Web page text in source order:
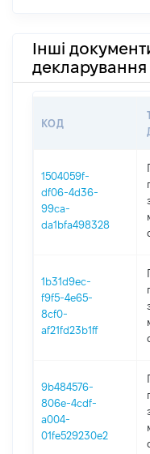
Інші
декларування
КОД
1504059f-
df06-4d36-
99ca-
da1bfa498328
1b31d9ec-
f9f5-4e65-
8cf0-
af21fd23b1ff
9b484576-
806e-4cdf-
a004-
01fe529230e2